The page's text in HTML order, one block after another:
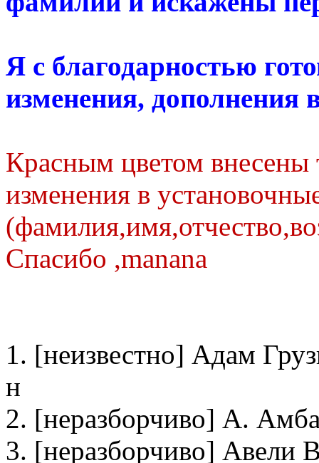
Я с благодарностью
изменения, дополнения
Красным цветом внесены
изменения в
Спасибо ,manana
1. [неизвестно] Адам
н
2. [неразборчиво] А.
3. [неразборчиво] Авели